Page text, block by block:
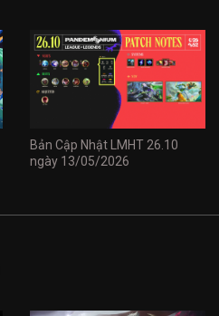
Bản Cập Nhật LMHT 26.10
ngày 13/05/2026